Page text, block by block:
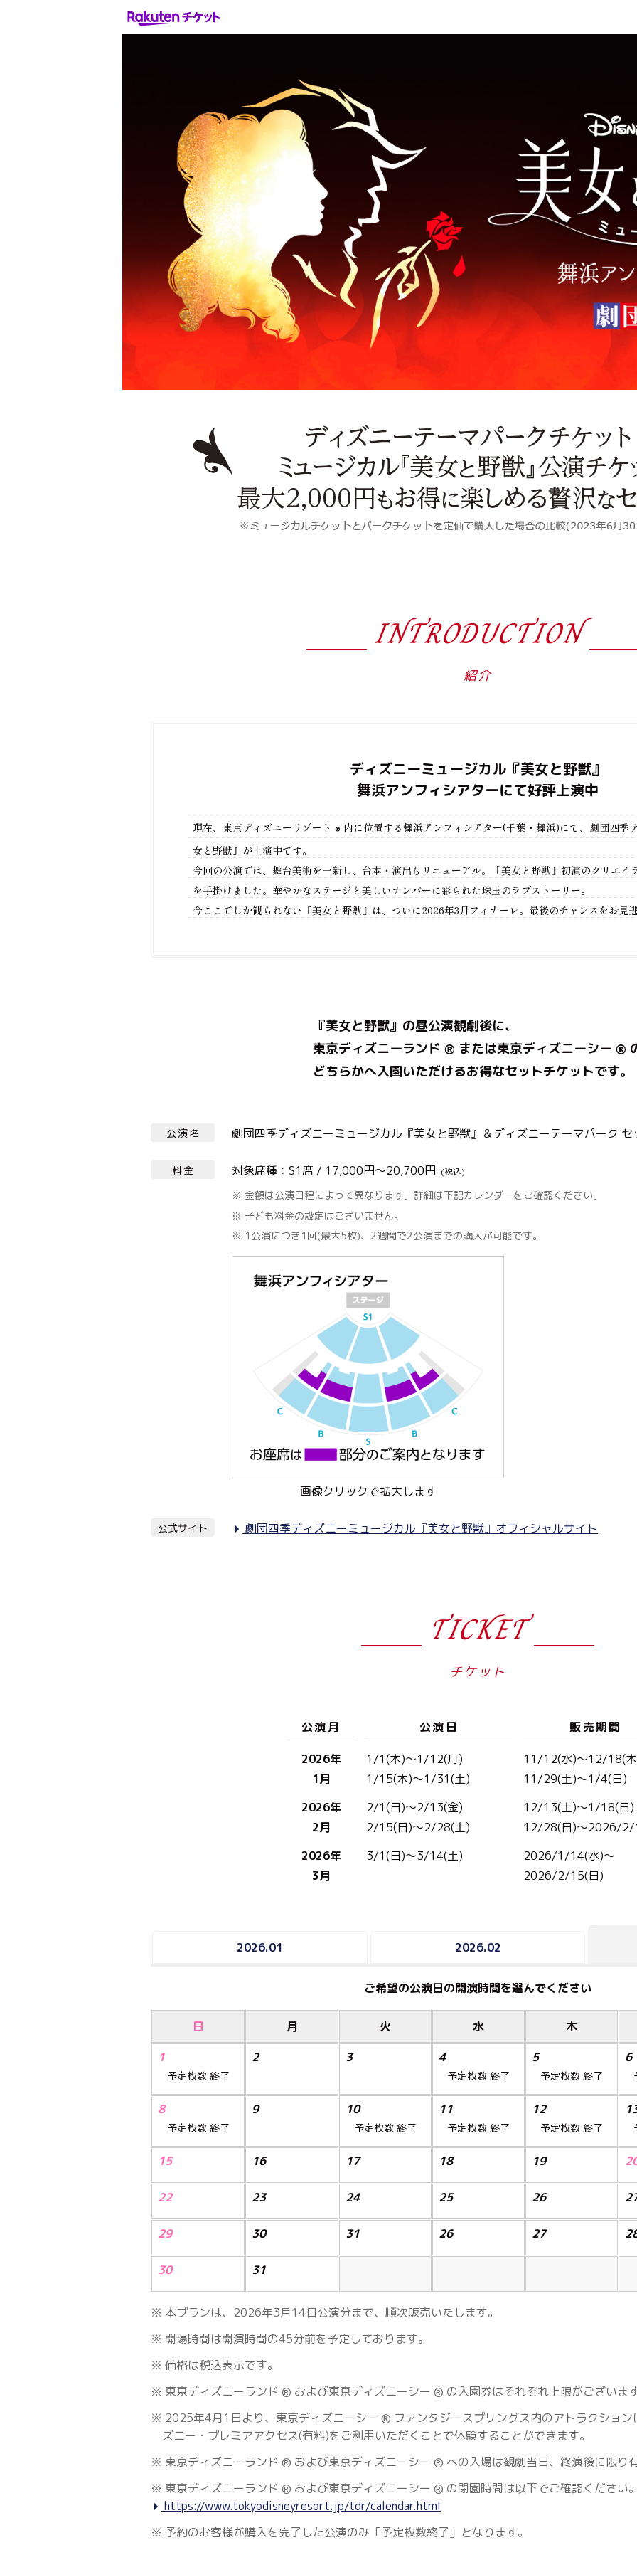
INTRODUCTION
紹介
ディズニーミュージカル『美女と野獣』
舞浜アンフィシアターにて好評上演中
現在、東京ディズニーリゾート ®︎ 内に位置する舞浜アンフィシアター(千葉・舞浜)にて、劇団四季
女と野獣』が上演中です。
今回の公演では、舞台美術を一新し、台本・演出もリニューアル。『美女と野獣』初演のクリエイ
を手掛けました。華やかなステージと美しいナンバーに彩られた珠玉のラブストーリー。
今ここでしか観られない『美女と野獣』は、ついに2026年3月フィナーレ。最後のチャンスをお見
『美女と野獣』の昼公演観劇後に、
東京ディズニーランド ®︎ または東京ディズニーシー ®︎
どちらかへ入園いただけるお得なセットチケットです。
公演名 劇団四季ディズニーミュージカル『美女と野獣』＆ディズニーテーマパーク セ
料金 対象席種：S1席 / 17,000円～20,700円 (税込)
金額は公演日程によって異なります。詳細は下記カレンダーをご確認ください。
子ども料金の設定はございません。
1公演につき1回(最大5枚)、2週間で2公演までの購入が可能です。
画像クリックで拡大します
公式サイト 劇団四季ディズニーミュージカル『美女と野獣』オフィシャルサイト
TICKET
チケット
公演月 公演日 販売期間
2026年
1月
1/1(木)～1/12(月)
1/15(木)～1/31(土)
11/12(水)～12/18(
11/29(土)～1/4(日)
2026年
2月
2/1(日)～2/13(金)
2/15(日)～2/28(土)
12/13(土)～1/18(日)
12/28(日)～2026/2/
2026年
3月
3/1(日)～3/14(土)
2026/1/14(水)～
2026/2/15(日)
2026.01 2026.02
ご希望の公演日の開演時間を選んでください
日 月 火 水 木
1
予定枚数 終了
2 3 4
予定枚数 終了
5
予定枚数 終了
6
8
予定枚数 終了
9 10
予定枚数 終了
11
予定枚数 終了
12
予定枚数 終了
15 16 17 18 19
22 23 24 25 26
29 30 31 26 27
30 31
本プランは、2026年3月14日公演分まで、順次販売いたします。
開場時間は開演時間の45分前を予定しております。
価格は税込表示です。
東京ディズニーランド ®︎ および東京ディズニーシー ®︎ の入園券はそれぞれ上限がございま
2025年4月1日より、東京ディズニーシー ®︎ ファンタジースプリングス内のアトラクショ
ズニー・プレミアアクセス(有料)をご利用いただくことで体験することができます。
東京ディズニーランド ®︎ および東京ディズニーシー ®︎ への入場は観劇当日、終演後に限り
東京ディズニーランド ®︎ および東京ディズニーシー ®︎ の閉園時間は以下でご確認ください。
https://www.tokyodisneyresort.jp/tdr/calendar.html
予約のお客様が購入を完了した公演のみ「予定枚数終了」となります。